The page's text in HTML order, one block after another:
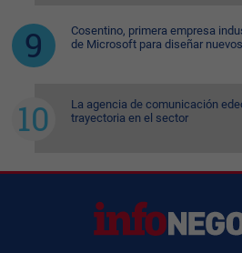
Cosentino, primera empresa
de Microsoft para diseñar
La agencia de comunicación
trayectoria en el sector